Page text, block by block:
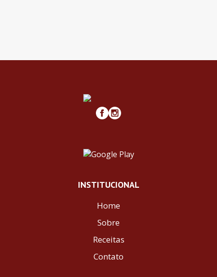
INSTITUCIONAL
Home
Sobre
Receitas
Contato